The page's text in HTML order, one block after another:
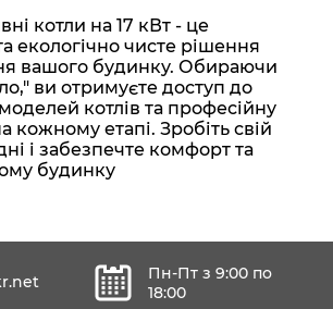
котли на 17 кВт - це
екологічно чисте рішення
вашого будинку. Обираючи
ви отримуєте доступ до
котлів та професійну
кожному етапі. Зробіть свій
і забезпечте комфорт та
будинку
Пн-Пт з 9:00 по
18:00